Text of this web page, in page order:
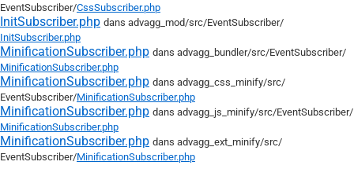
EventSubscriber/CssSubscriber.php
InitSubscriber.php dans advagg_mod/src/EventSubscriber/
InitSubscriber.php
MinificationSubscriber.php dans advagg_bundler/src/EventSubscriber/
MinificationSubscriber.php
MinificationSubscriber.php dans advagg_css_minify/src/
EventSubscriber/MinificationSubscriber.php
MinificationSubscriber.php dans advagg_js_minify/src/EventSubscriber/
MinificationSubscriber.php
MinificationSubscriber.php dans advagg_ext_minify/src/
EventSubscriber/MinificationSubscriber.php